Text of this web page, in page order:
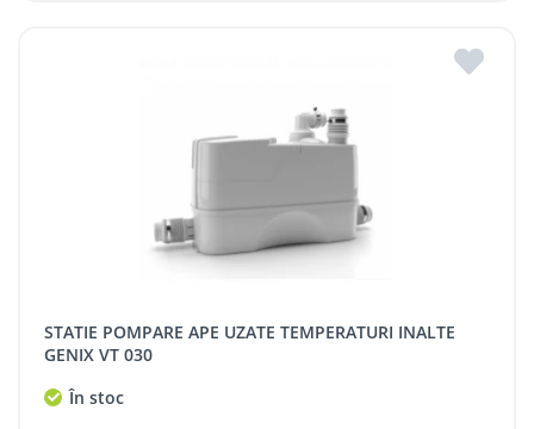
STATIE POMPARE APE UZATE TEMPERATURI INALTE
GENIX VT 030
În stoc